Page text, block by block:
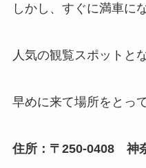
しかし、すぐに満車に
人気の観覧スポットと
早めに来て場所をとっ
住所：〒250-0408 神